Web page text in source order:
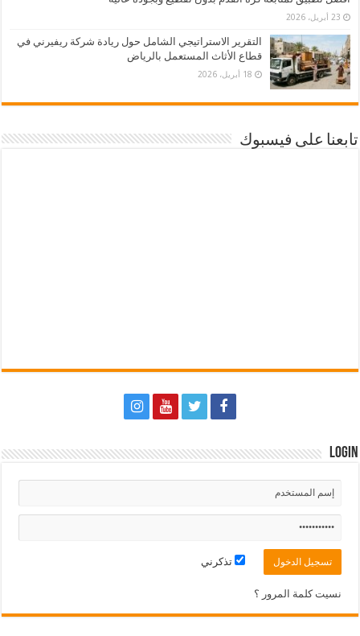
23 أبريل، 2026
التقرير الاستراتيجي الشامل حول ريادة شركة ريفيرني في
قطاع الأثاث المستعمل بالرياض
18 أبريل، 2026
تابعنا على فيسبوك
Login
تذكرني
نسيت كلمة المرور ؟